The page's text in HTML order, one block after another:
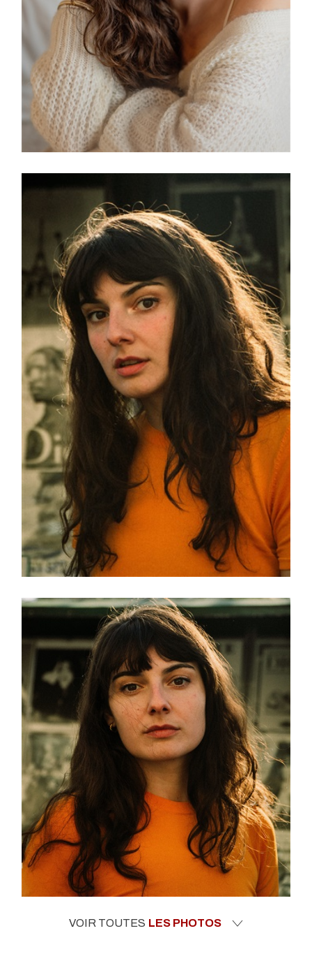
VOIR TOUTES LES PHOTOS